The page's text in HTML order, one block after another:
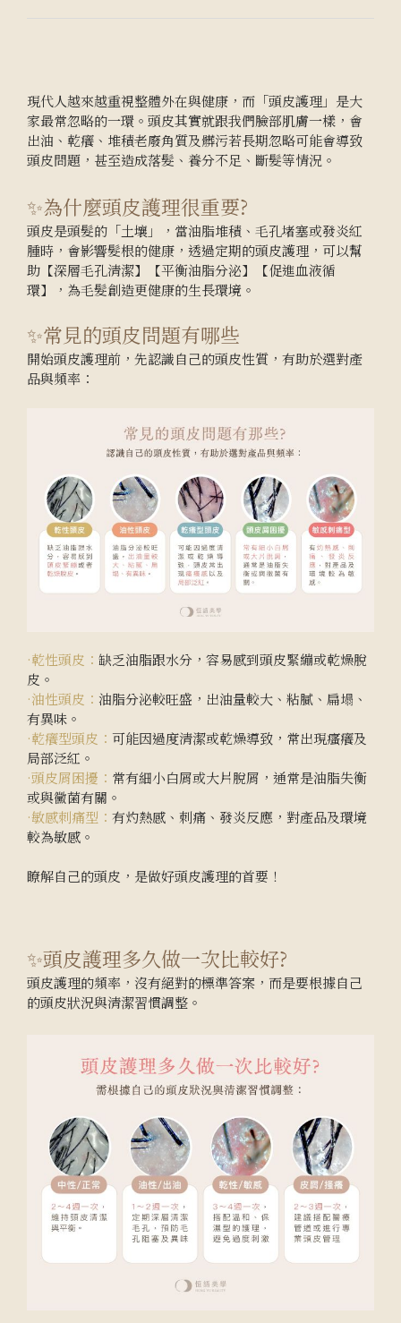
現代人越來越重視整體外在與健康，而「頭皮護理」是大
家最常忽略的一環。頭皮其實就跟我們臉部肌膚一樣，會
出油、乾癢、堆積老廢角質及髒污若長期忽略可能會導致
頭皮問題，甚至造成落髮、養分不足、斷髮等情況。
✨為什麼頭皮護理很重要?
頭皮是頭髮的「土壤」，當油脂堆積、毛孔堵塞或發炎紅
腫時，會影響髮根的健康，透過定期的頭皮護理，可以幫
助【深層毛孔清潔】【平衡油脂分泌】【促進血液循
環】，為毛髮創造更健康的生長環境。
✨常見的頭皮問題有哪些
開始頭皮護理前，先認識自己的頭皮性質，有助於選對產
品與頻率：
·乾性頭皮： 缺乏油脂跟水分，容易感到頭皮緊繃或乾燥脫
皮。
·油性頭皮： 油脂分泌較旺盛，出油量較大、粘膩、扁塌、
有異味。
·乾癢型頭皮： 可能因過度清潔或乾燥導致，常出現瘙癢及
局部泛紅。
·頭皮屑困擾： 常有細小白屑或大片脫屑，通常是油脂失衡
或與黴菌有關。
·敏感刺痛型： 有灼熱感、刺痛、發炎反應，對產品及環境
較為敏感。
瞭解自己的頭皮，是做好頭皮護理的首要！
✨頭皮護理多久做一次比較好?
頭皮護理的頻率，沒有絕對的標準答案，而是要根據自己
的頭皮狀況與清潔習慣調整。